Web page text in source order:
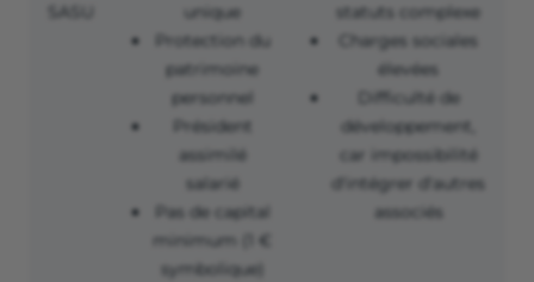
SASU
unique
Protection du
patrimoine
personnel
Président
assimilé
salarié
Pas de capital
minimum (1 €
symbolique)
statuts complexe
Charges sociales
élevées
Difficulté de
développement,
car impossibilité
d'intégrer d'autres
associés